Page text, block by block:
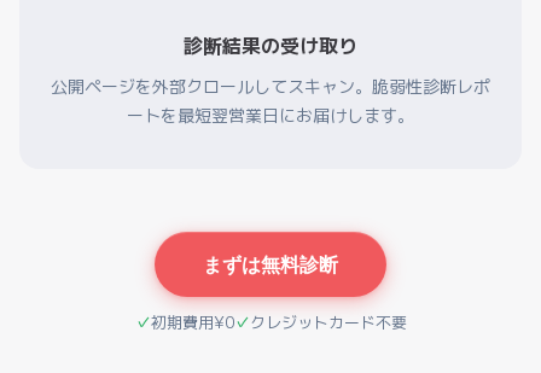
診断結果の受け取り
公開ページを外部クロールしてスキャン。脆弱性診断レポ
ートを最短翌営業日にお届けします。
まずは無料診断
初期費用¥0 クレジットカード不要